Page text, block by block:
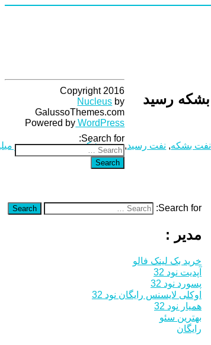
نفت بشکه, نفت رسید,وزیر بشکه,وزیر رسید,وزیر
Search for:
Search
مدیر :
خرید بک لینک فالو
آپدیت نود 32
پسورد نود 32
اوکلی لایسنس رایگان نود 32
همیار نود 32
بهترین سئو
رایگان
Copyright 2016
Nucleus by
GalussoThemes.com
Powered by WordPress
Search for:
Search